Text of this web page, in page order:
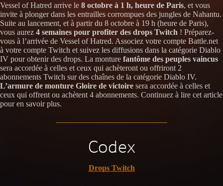
Vessel of Hatred arrive le 8 octobre à 1 h, heure de Paris, et vous
invite à plonger dans les entrailles corrompues des jungles de Nahantu.
Suite au lancement, et à partir du 8 octobre à 19 h (heure de Paris),
vous aurez 4 semaines pour profiter des drops Twitch ! Préparez-
vous à l’arrivée de Vessel of Hatred. Associez votre compte Battle.net
à votre compte Twitch et suivez les diffusions dans la catégorie Diablo
IV pour obtenir des drops. La monture fantôme des peuples vaincus
sera accordée à celles et ceux qui achèteront ou offriront 2
abonnements Twitch sur des chaînes de la catégorie Diablo IV.
L’armure de monture Gloire de victoire sera accordée à celles et
ceux qui offrent ou achètent 4 abonnements. Continuez à lire cet article
pour en savoir plus.
Codex
Drops Twitch